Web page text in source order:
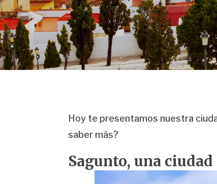
Hoy te presentamos nuestra
saber más?
Sagunto, una